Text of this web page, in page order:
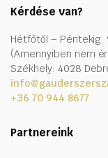
Kérdése van?
Hétfőtől – Péntekig:
(Amennyiben nem
Székhely: 4028
+36 70 944 8677
Partnereink